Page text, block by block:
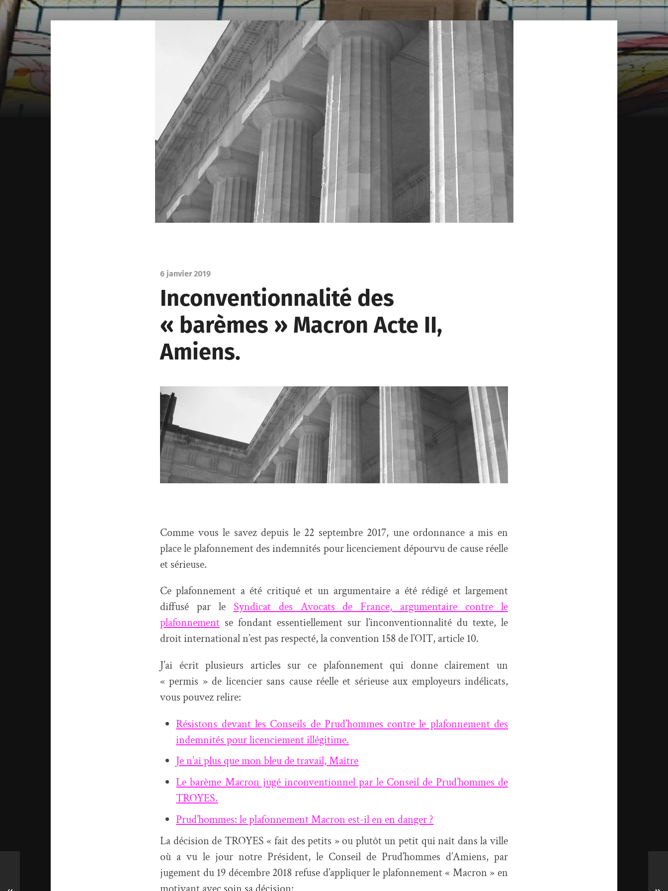
6 janvier 2019
Inconventionnalité des
« barèmes » Macron Acte II,
Amiens.
Comme vous le savez depuis le 22 septembre 2017, une ordonnance a mis en
place le plafonnement des indemnités pour licenciement dépourvu de cause réelle
et sérieuse.
Ce plafonnement a été critiqué et un argumentaire a été rédigé et largement
diffusé par le Syndicat des Avocats de France, argumentaire contre le
plafonnement se fondant essentiellement sur l’inconventionnalité du texte, le
droit international n’est pas respecté, la convention 158 de l’OIT, article 10.
J’ai écrit plusieurs articles sur ce plafonnement qui donne clairement un
« permis » de licencier sans cause réelle et sérieuse aux employeurs indélicats,
vous pouvez relire:
Résistons devant les Conseils de Prud’hommes contre le plafonnement des
indemnités pour licenciement illégitime.
Je n’ai plus que mon bleu de travail, Maître
Le barème Macron jugé inconventionnel par le Conseil de Prud’hommes de
TROYES.
Prud’hommes: le plafonnement Macron est-il en en danger ?
La décision de TROYES « fait des petits » ou plutôt un petit qui naît dans la ville
où a vu le jour notre Président, le Conseil de Prud’hommes d’Amiens, par
jugement du 19 décembre 2018 refuse d’appliquer le plafonnement « Macron » en